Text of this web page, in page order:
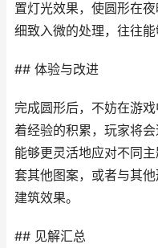
置灯光效果，使圆形在
细致入微的处理，往往能
## 体验与改进
完成圆形后，不妨在游
着经验的积累，玩家将
能够更灵活地应对不同
套其他图案，或者与其
建筑效果。
## 见解汇总